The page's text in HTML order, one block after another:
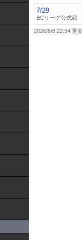
7/29
BCリーグ公式戦
2026/8/8 22:54